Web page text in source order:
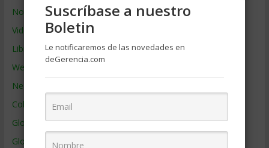
Noticias de Gerencia
Videos de Gerencia
Libros de Gerencia
Webs de Gerencia
Negocios por País
Colaboradores de Gerencia
Glosario
Glosario Inglés – Español
Suscríbase a nuestro
Boletin
Le notificaremos de las novedades en
deGerencia.com